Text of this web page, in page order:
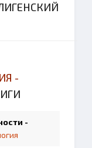
-
-